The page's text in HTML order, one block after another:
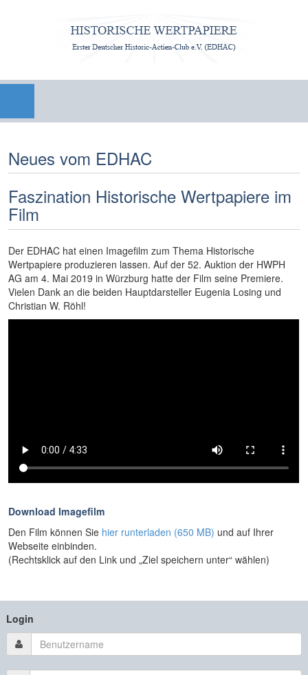
Neues vom EDHAC
Faszination Historische Wertpapiere im
Film
Der EDHAC hat einen Imagefilm zum Thema Historische
Wertpapiere produzieren lassen. Auf der 52. Auktion der HWPH
AG am 4. Mai 2019 in Würzburg hatte der Film seine Premiere.
Vielen Dank an die beiden Hauptdarsteller Eugenia Losing und
Christian W. Röhl!
Download Imagefilm
Den Film können Sie hier runterladen (650 MB) und auf Ihrer
Webseite einbinden.
(Rechtsklick auf den Link und „Ziel speichern unter“ wählen)
Login